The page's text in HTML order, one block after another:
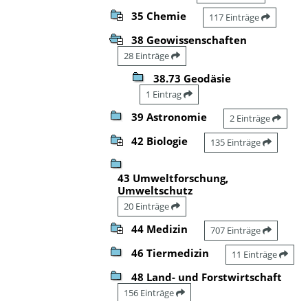
35 Chemie 117 Einträge
38 Geowissenschaften
28 Einträge
38.73 Geodäsie
1 Eintrag
39 Astronomie 2 Einträge
42 Biologie 135 Einträge
43 Umweltforschung,
Umweltschutz
20 Einträge
44 Medizin 707 Einträge
46 Tiermedizin 11 Einträge
48 Land- und Forstwirtschaft
156 Einträge